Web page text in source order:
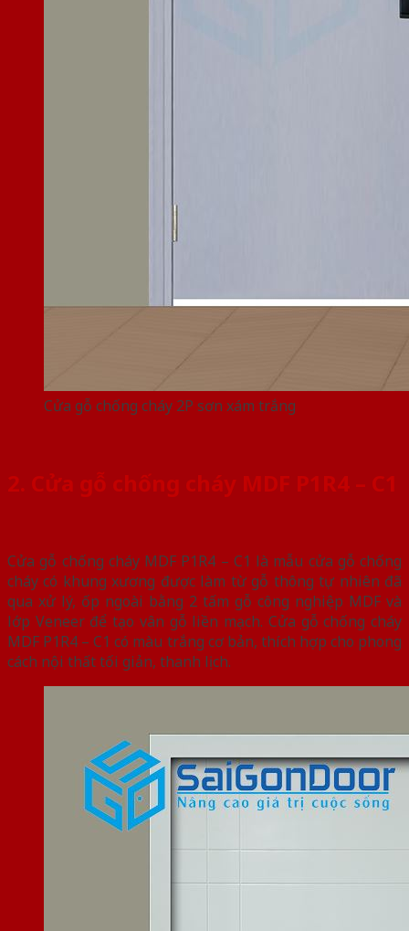
Cửa gỗ chống cháy 2P sơn xám trắng
2. Cửa gỗ chống cháy MDF P1R4 – C1
Cửa gỗ chống cháy MDF P1R4 – C1 là mẫu cửa gỗ chống
cháy có khung xương được làm từ gỗ thông tự nhiên đã
qua xử lý, ốp ngoài bằng 2 tấm gỗ công nghiệp MDF và
lớp Veneer để tạo vân gỗ liền mạch. Cửa gỗ chống cháy
MDF P1R4 – C1 có màu trắng cơ bản, thích hợp cho phong
cách nội thất tối giản, thanh lịch.